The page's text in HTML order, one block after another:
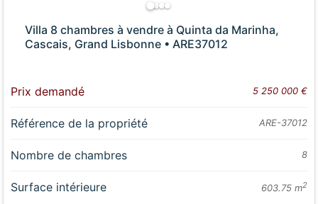
Villa 8 chambres à vendre à Quinta da Marinha,
Cascais, Grand Lisbonne • ARE37012
Prix demandé 5 250 000 €
Référence de la propriété ARE-37012
Nombre de chambres 8
Surface intérieure 603.75 m2